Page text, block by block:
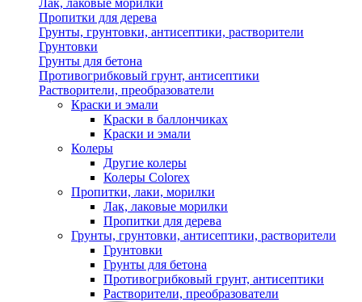
Лак, лаковые морилки
Пропитки для дерева
Грунты, грунтовки, антисептики, растворители
Грунтовки
Грунты для бетона
Противогрибковый грунт, антисептики
Растворители, преобразователи
Краски и эмали
Краски в баллончиках
Краски и эмали
Колеры
Другие колеры
Колеры Colorex
Пропитки, лаки, морилки
Лак, лаковые морилки
Пропитки для дерева
Грунты, грунтовки, антисептики, растворители
Грунтовки
Грунты для бетона
Противогрибковый грунт, антисептики
Растворители, преобразователи